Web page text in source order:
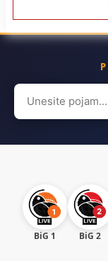
Search
for:
BiG 1 BiG 2